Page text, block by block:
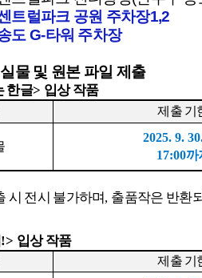
트럴파크 공원 주차장1,2
타워 주차장
물 및 원본 파일 제출
한글> 입상 작품
제출 기
2025. 9.
17:00까
시 전시 불가하며, 출품작은 반환
!> 입상 작품
제출 기